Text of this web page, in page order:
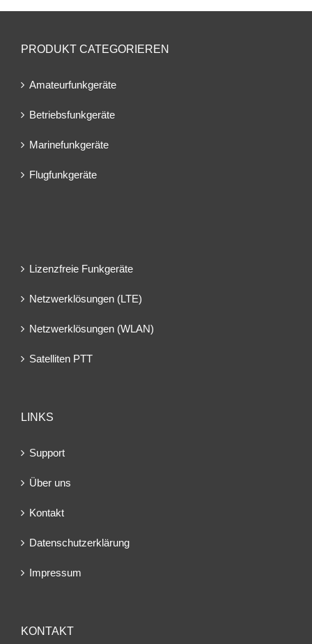
PRODUKT CATEGORIEREN
Amateurfunkgeräte
Betriebsfunkgeräte
Marinefunkgeräte
Flugfunkgeräte
Lizenzfreie Funkgeräte
Netzwerklösungen (LTE)
Netzwerklösungen (WLAN)
Satelliten PTT
LINKS
Support
Über uns
Kontakt
Datenschutzerklärung
Impressum
KONTAKT